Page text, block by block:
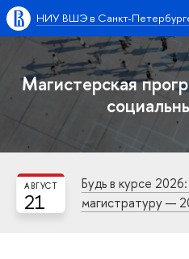
НИУ ВШЭ в Санкт-
Магистерская
21
АВГУСТ
Будь в курсе
магистратуру —